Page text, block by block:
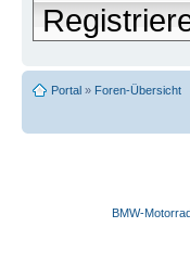
Portal » Foren-Übersicht
BMW-